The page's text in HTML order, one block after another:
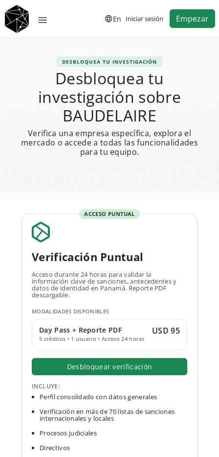
En Iniciar sesión Empezar
DESBLOQUEA TU INVESTIGACIÓN
Desbloquea tu
investigación sobre
BAUDELAIRE
Verifica una empresa específica, explora el
mercado o accede a todas las funcionalidades
para tu equipo.
ACCESO PUNTUAL
Verificación Puntual
Acceso durante 24 horas para validar la
información clave de sanciones, antecedentes y
datos de identidad en Panamá. Reporte PDF
descargable.
MODALIDADES DISPONIBLES
Day Pass + Reporte PDF
5 créditos • 1 usuario • Acceso 24 horas
USD 95
Desbloquear verificación
INCLUYE:
Perfil consolidado con datos generales
Verificación en más de 70 listas de sanciones
internacionales y locales
Procesos judiciales
Directivos